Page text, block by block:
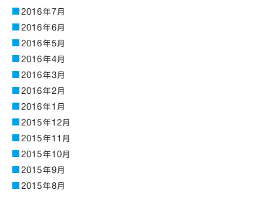
2016年7月
2016年6月
2016年5月
2016年4月
2016年3月
2016年2月
2016年1月
2015年12月
2015年11月
2015年10月
2015年9月
2015年8月